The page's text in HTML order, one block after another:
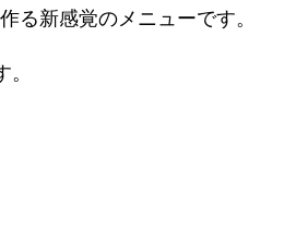
る新感覚のメニューです。